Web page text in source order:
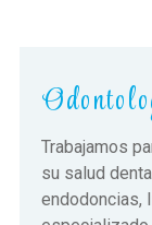
Trabajamos
su salud
endodoncias,